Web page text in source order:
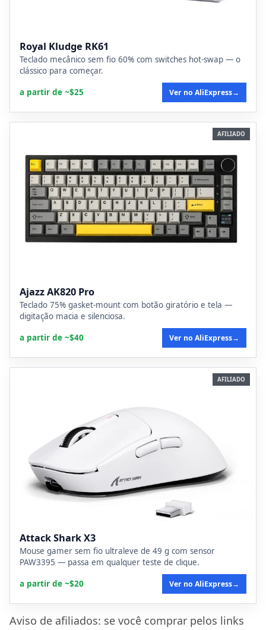
Royal Kludge RK61
Teclado mecânico sem fio 60% com switches hot-swap — o
clássico para começar.
a partir de ~$25
Ver no AliExpress→
AFILIADO
Ajazz AK820 Pro
Teclado 75% gasket-mount com botão giratório e tela —
digitação macia e silenciosa.
a partir de ~$40
Ver no AliExpress→
AFILIADO
Attack Shark X3
Mouse gamer sem fio ultraleve de 49 g com sensor
PAW3395 — passa em qualquer teste de clique.
a partir de ~$20
Ver no AliExpress→
Aviso de afiliados: se você comprar pelos links